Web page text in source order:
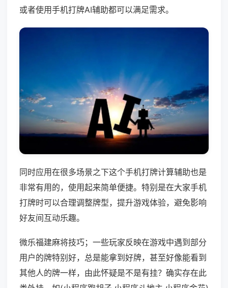
或者使用手机打牌AI辅助都可以满足需求。
同时应用在很多场景之下这个手机打牌计算辅助也是
非常有用的，使用起来简单便捷。特别是在大家手机
打牌时可以合理调整牌型，提升游戏体验，避免影响
好友间互动乐趣。
微乐福建麻将技巧；一些玩家反映在游戏中遇到部分
用户的牌特别好，总是能拿到好牌，甚至好像能看到
其他人的牌一样，由此怀疑是不是有挂？确实存在此